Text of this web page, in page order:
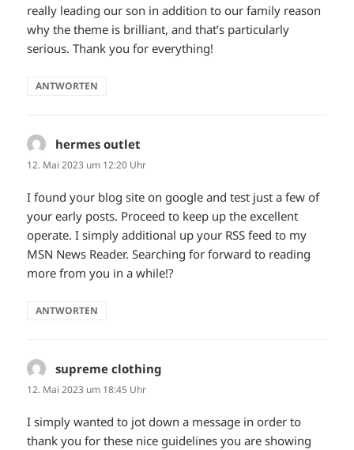
really leading our son in addition to our family reason
why the theme is brilliant, and that’s particularly
serious. Thank you for everything!
ANTWORTEN
hermes outlet
12. Mai 2023 um 12:20 Uhr
I found your blog site on google and test just a few of
your early posts. Proceed to keep up the excellent
operate. I simply additional up your RSS feed to my
MSN News Reader. Searching for forward to reading
more from you in a while!?
ANTWORTEN
supreme clothing
12. Mai 2023 um 18:45 Uhr
I simply wanted to jot down a message in order to
thank you for these nice guidelines you are showing